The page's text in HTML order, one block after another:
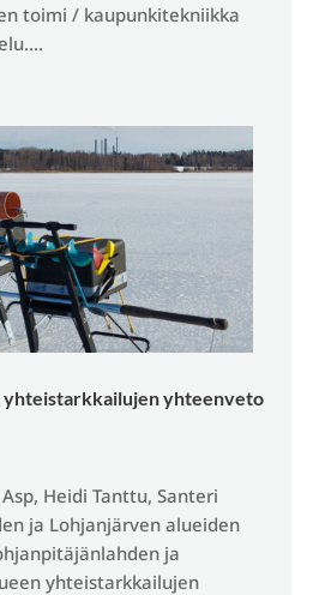
toimi / kaupunkitekniikka
yhteistarkkailujen yhteenveto
Heidi Tanttu, Santeri
ja Lohjanjärven alueiden
ja
yhteistarkkailujen